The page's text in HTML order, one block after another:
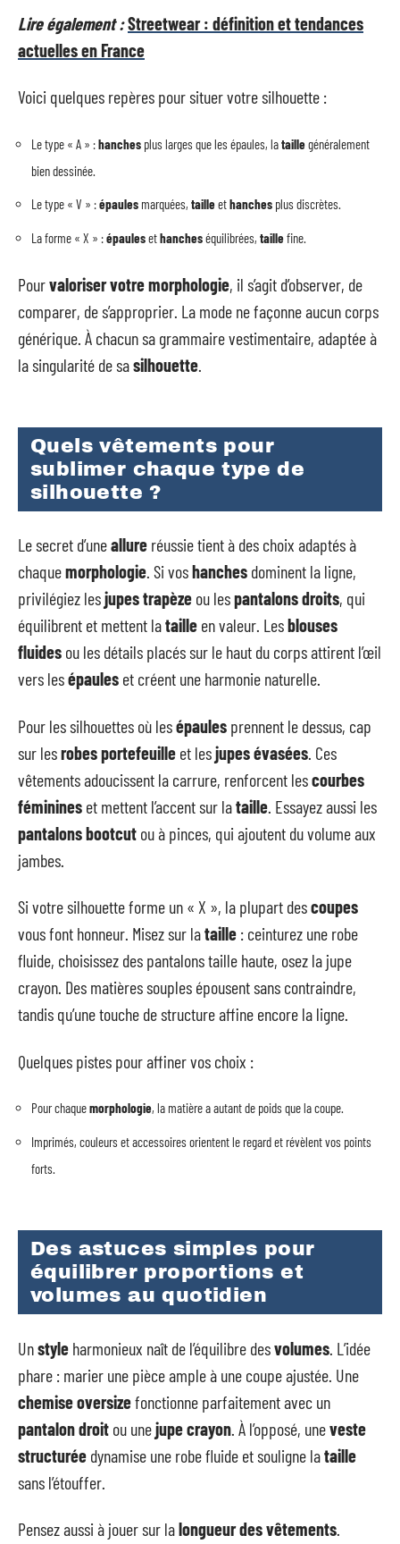
Lire également :Streetwear : définition et tendances
actuelles en France
Voici quelques repères pour situer votre silhouette :
Le type « A » :hanches plus larges que les épaules, lataillegénéralement
bien dessinée.
Le type « V » :épaules marquées, tailleethanches plus discrètes.
La forme « X » :épaulesethancheséquilibrées, taillefine.
Pourvaloriser votre morphologie, il s’agit d’observer, de
comparer, de s’approprier. La mode ne façonne aucun corps
générique. À chacun sa grammaire vestimentaire, adaptée à
la singularité de sasilhouette.
Quels vêtements pour
sublimer chaque type de
silhouette ?
Le secret d’uneallure réussie tient à des choix adaptés à
chaquemorphologie. Si voshanches dominent la ligne,
privilégiez lesjupes trapèze ou lespantalons droits, qui
équilibrent et mettent lataille en valeur. Lesblouses
fluides ou les détails placés sur le haut du corps attirent l’œil
vers lesépaules et créent une harmonie naturelle.
Pour les silhouettes où lesépaules prennent le dessus, cap
sur lesrobes portefeuille et lesjupes évasées . Ces
vêtements adoucissent la carrure, renforcent lescourbes
féminines et mettent l’accent sur lataille . Essayez aussi les
pantalons bootcut ou à pinces, qui ajoutent du volume aux
jambes.
Si votre silhouette forme un « X », la plupart descoupes
vous font honneur. Misez sur lataille : ceinturez une robe
fluide, choisissez des pantalons taille haute, osez la jupe
crayon. Des matières souples épousent sans contraindre,
tandis qu’une touche de structure affine encore la ligne.
Quelques pistes pour affiner vos choix :
Pour chaquemorphologie, la matière a autant de poids que la coupe.
Imprimés, couleurs et accessoires orientent le regard et révèlent vos points
forts.
Des astuces simples pour
équilibrer proportions et
volumes au quotidien
Unstyle harmonieux naît de l’équilibre desvolumes . L’idée
phare : marier une pièce ample à une coupe ajustée. Une
chemise oversizefonctionne parfaitement avec un
pantalon droit ou unejupe crayon . À l’opposé, uneveste
structurée dynamise une robe fluide et souligne lataille
sans l’étouffer.
Pensez aussi à jouer sur lalongueur des vêtements.